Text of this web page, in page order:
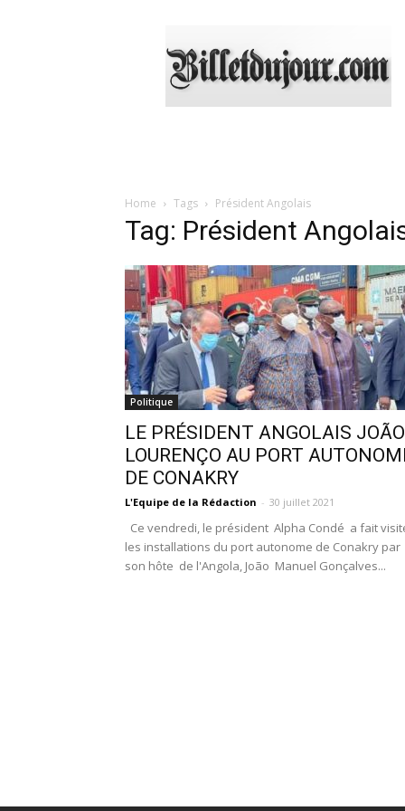
Home Tags Président Angolais
Tag: Président
Politique
LE PRÉSIDENT ANGOLAIS JOÃO
LOURENÇO AU PORT
DE CONAKRY
L'Equipe de la Rédaction - 30 juillet 2021
Ce vendredi, le président Alpha Condé a fait
les installations du port autonome de Conakry par
son hôte de l'Angola, João Manuel Gonçalves...